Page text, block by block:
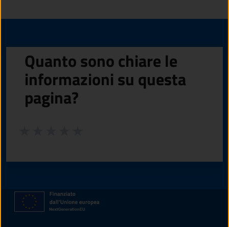
Quanto sono chiare le
informazioni su questa
pagina?